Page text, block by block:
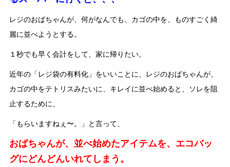
レジのおばちゃんが、何がなんでも、カゴの中を、ものすごく綺
麗に並べようとする。
１秒でも早く会計をして、家に帰りたい。
近年の「レジ袋の有料化」をいいことに、レジのおばちゃんが、
カゴの中をテトリスみたいに、キレイに並べ始めると、ソレを阻
止するために、
「もらいますねぇ〜。」と言って、
おばちゃんが、並べ始めたアイテムを、エコバッ
グにどんどんいれてしまう。